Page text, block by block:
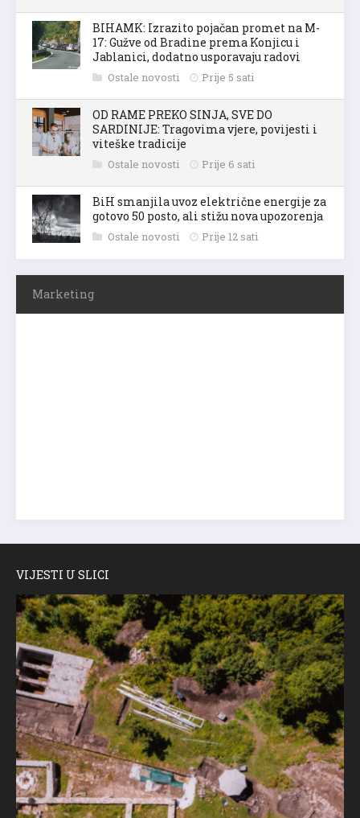
BIHAMK: Izrazito pojačan promet na M-
17: Gužve od Bradine prema Konjicu i
Jablanici, dodatno usporavaju radovi
Ostale novosti Prije 5 sati
OD RAME PREKO SINJA, SVE DO
SARDINIJE: Tragovima vjere, povijesti i
viteške tradicije
Ostale novosti Prije 6 sati
BiH smanjila uvoz električne energije za
gotovo 50 posto, ali stižu nova upozorenja
Ostale novosti Prije 12 sati
Marketing
VIJESTI U SLICI